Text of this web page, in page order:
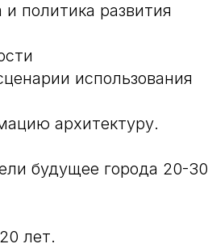
политика развития
использования
архитектуру.
будущее города 20-30
лет.